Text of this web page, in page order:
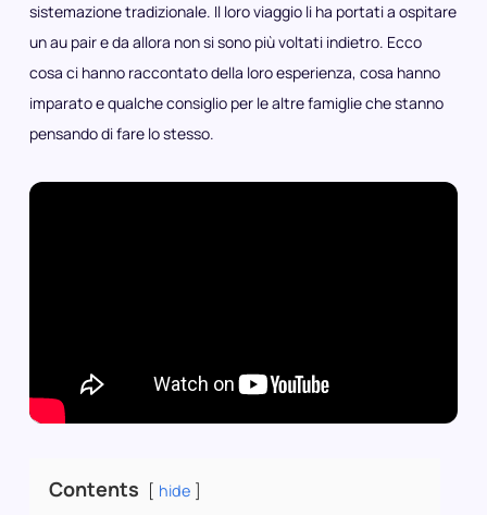
sistemazione tradizionale. Il loro viaggio li ha portati a ospitare
un au paire da allora non si sono più voltati indietro. Ecco
cosa ci hanno raccontato della loro esperienza, cosa hanno
imparato e qualche consiglio per le altre famiglie che stanno
pensando di fare lo stesso.
Contents hide